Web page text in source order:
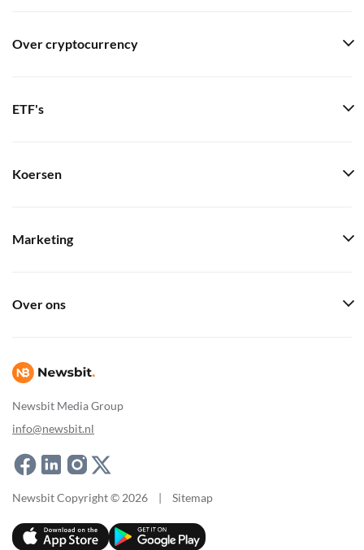
Newsbit Media Group
info@newsbit.nl
Over cryptocurrency
ETF's
Koersen
Marketing
Over ons
Newsbit Copyright © 2026 | Sitemap